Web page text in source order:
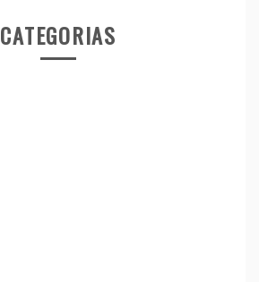
CATEGORIAS